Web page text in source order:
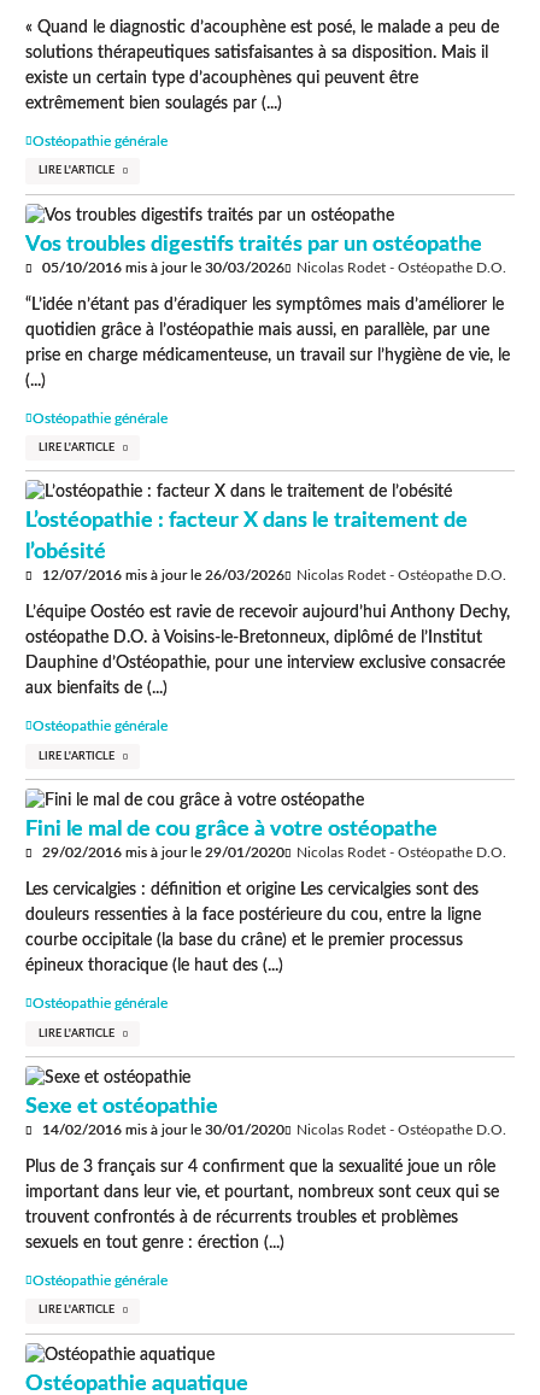
« Quand le diagnostic d’acouphène est posé, le malade a peu de
solutions thérapeutiques satisfaisantes à sa disposition. Mais il
existe un certain type d’acouphènes qui peuvent être
extrêmement bien soulagés par (...)
Ostéopathie générale
LIRE L'ARTICLE
Vos troubles digestifs traités par un ostéopathe
05/10/2016mis à jour le 30/03/2026 Nicolas Rodet - Ostéopathe D.O.
“L’idée n’étant pas d’éradiquer les symptômes mais d’améliorer le
quotidien grâce à l’ostéopathie mais aussi, en parallèle, par une
prise en charge médicamenteuse, un travail sur l’hygiène de vie, le
(...)
Ostéopathie générale
LIRE L'ARTICLE
L’ostéopathie : facteur X dans le traitement de
l’obésité
12/07/2016mis à jour le 26/03/2026 Nicolas Rodet - Ostéopathe D.O.
L’équipe Oostéo est ravie de recevoir aujourd’hui Anthony Dechy,
ostéopathe D.O. à Voisins-le-Bretonneux, diplômé de l’Institut
Dauphine d’Ostéopathie, pour une interview exclusive consacrée
aux bienfaits de (...)
Ostéopathie générale
LIRE L'ARTICLE
Fini le mal de cou grâce à votre ostéopathe
29/02/2016mis à jour le 29/01/2020 Nicolas Rodet - Ostéopathe D.O.
Les cervicalgies : définition et origine Les cervicalgies sont des
douleurs ressenties à la face postérieure du cou, entre la ligne
courbe occipitale (la base du crâne) et le premier processus
épineux thoracique (le haut des (...)
Ostéopathie générale
LIRE L'ARTICLE
Sexe et ostéopathie
14/02/2016mis à jour le 30/01/2020 Nicolas Rodet - Ostéopathe D.O.
Plus de 3 français sur 4 confirment que la sexualité joue un rôle
important dans leur vie, et pourtant, nombreux sont ceux qui se
trouvent confrontés à de récurrents troubles et problèmes
sexuels en tout genre : érection (...)
Ostéopathie générale
LIRE L'ARTICLE
Ostéopathie aquatique